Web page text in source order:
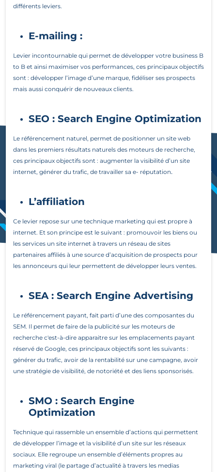
différents leviers.
E-mailing :
Levier incontournable qui permet de développer votre business B
to B et ainsi maximiser vos performances, ces principaux objectifs
sont : développer l’image d’une marque, fidéliser ses prospects
mais aussi conquérir de nouveaux clients.
SEO : Search Engine Optimization
Le référencement naturel, permet de positionner un site web
dans les premiers résultats naturels des moteurs de recherche,
ces principaux objectifs sont : augmenter la visibilité d’un site
internet, générer du trafic, de travailler sa e- réputation.
L’affiliation
Ce levier repose sur une technique marketing qui est propre à
internet. Et son principe est le suivant : promouvoir les biens ou
les services un site internet à travers un réseau de sites
partenaires affiliés à une source d’acquisition de prospects pour
les annonceurs qui leur permettent de développer leurs ventes.
SEA : Search Engine Advertising
Le référencement payant, fait parti d’une des composantes du
SEM. Il permet de faire de la publicité sur les moteurs de
recherche c'est-à-dire apparaitre sur les emplacements payant
réservé de Google, ces principaux objectifs sont les suivants :
générer du trafic, avoir de la rentabilité sur une campagne, avoir
une stratégie de visibilité, de notoriété et des liens sponsorisés.
SMO : Search Engine
Optimization
Technique qui rassemble un ensemble d’actions qui permettent
de développer l’image et la visibilité d’un site sur les réseaux
sociaux. Elle regroupe un ensemble d’éléments propres au
marketing viral (le partage d’actualité à travers les medias